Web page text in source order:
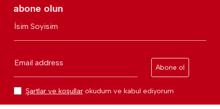
abone olun
İsim Soyisim
Email address
Abone ol
Şartlar ve koşullar okudum ve kabul ediyorum